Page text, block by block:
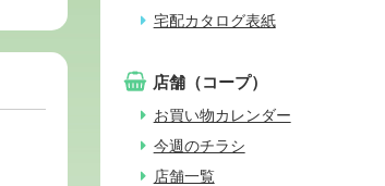
宅配カタログ表紙
店舗（コープ）
お買い物カレンダー
今週のチラシ
店舗一覧